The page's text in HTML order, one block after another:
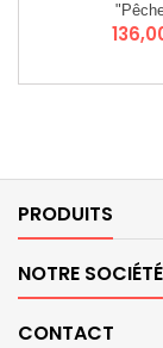
Prix
PRODUITS
NOTRE SOCIÉTÉ
CONTACT